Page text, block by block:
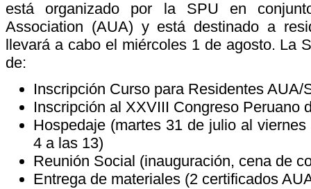
está organizado por la SPU en
Association (AUA) y está destinado a
llevará a cabo el miércoles 1 de agosto. La
de:
Inscripción Curso para Residentes AUA/
Inscripción al XXVIII Congreso Peruano
Hospedaje (martes 31 de julio al
4 a las 13)
Reunión Social (inauguración, cena de
Entrega de materiales (2 certificados